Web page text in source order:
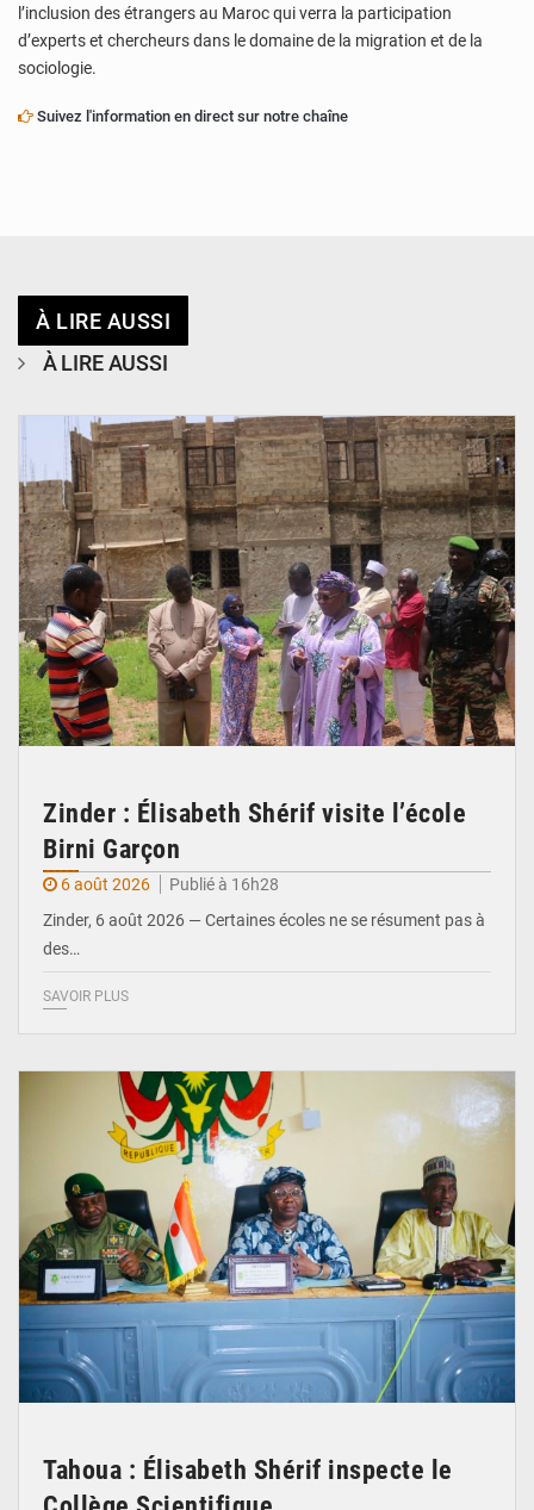
l’inclusion des étrangers au Maroc qui verra la participation
d’experts et chercheurs dans le domaine de la migration et de la
sociologie.
Suivez l'information en direct sur notre chaîne
À LIRE AUSSI
À LIRE AUSSI
Zinder : Élisabeth Shérif visite l’école
Birni Garçon
6 août 2026
Publié à 16h28
Zinder, 6 août 2026 — Certaines écoles ne se résument pas à
des…
SAVOIR PLUS
Tahoua : Élisabeth Shérif inspecte le